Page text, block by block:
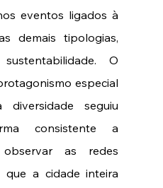
eventos ligados à
demais tipologias,
O
especial
seguiu
consistente a
as redes
que a cidade inteira